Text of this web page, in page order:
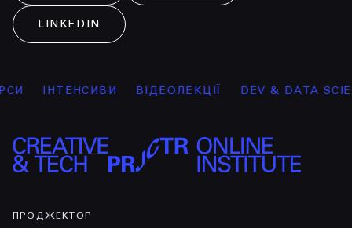
LINKEDIN
ІНТЕНСИВИ ВІДЕОЛЕКЦІЇ DEV & DATA
ПРОДЖЕКТОР